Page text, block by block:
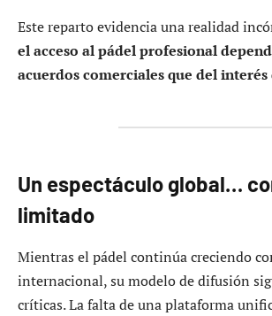
Este reparto evidencia una realidad
el acceso al pádel profesional
acuerdos comerciales que del
Un espectáculo global…
limitado
Mientras el pádel continúa creciendo
internacional, su modelo de difusión
críticas. La falta de una plataforma